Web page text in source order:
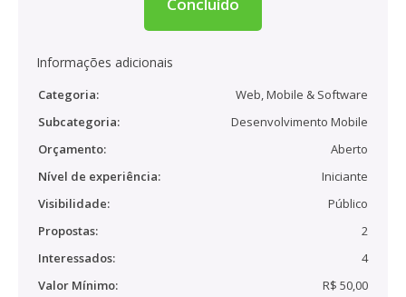
Informações adicionais
Categoria:
Web, Mobile & Software
Subcategoria:
Desenvolvimento Mobile
Orçamento:
Aberto
Nível de experiência:
Iniciante
Visibilidade:
Público
Propostas:
2
Interessados:
4
Valor Mínimo:
R$ 50,00